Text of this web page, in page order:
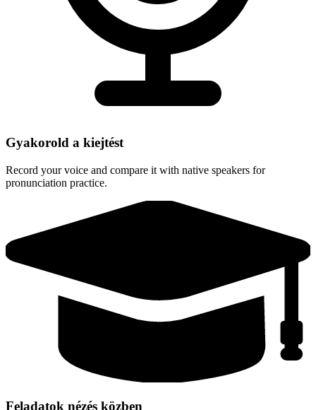
Gyakorold a kiejtést
Record your voice and compare it with native speakers for
pronunciation practice.
Feladatok nézés közben